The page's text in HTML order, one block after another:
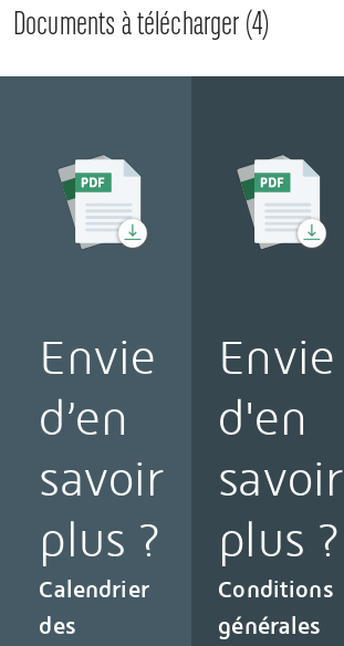
Documents à télécharger (4)
Envie
d’en
savoir
plus ?
Calendrier
des
Envie
d'en
savoir
plus ?
Conditions
générales